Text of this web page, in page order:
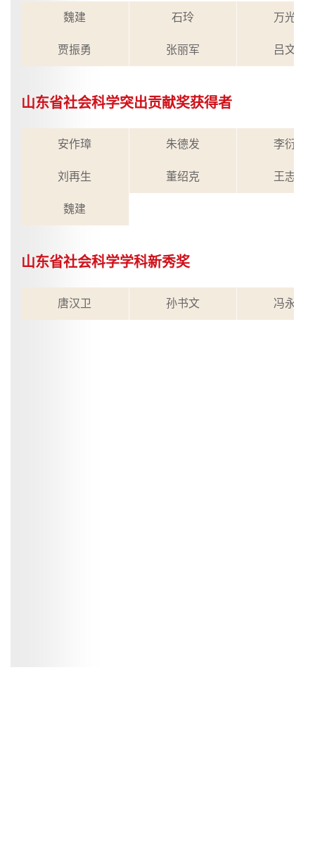
魏建 石玲 万光侠
贾振勇 张丽军 吕文明
山东省社会科学突出贡献奖获得者
​安作璋 朱德发 李衍柱
刘再生 董绍克 王志民
魏建
山东省社会科学学科新秀奖
唐汉卫 孙书文 冯永刚